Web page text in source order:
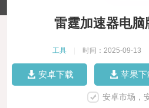
雷霆加速器电脑
工具 时间：2025-09-13
安卓下载 苹果下
安卓市场，